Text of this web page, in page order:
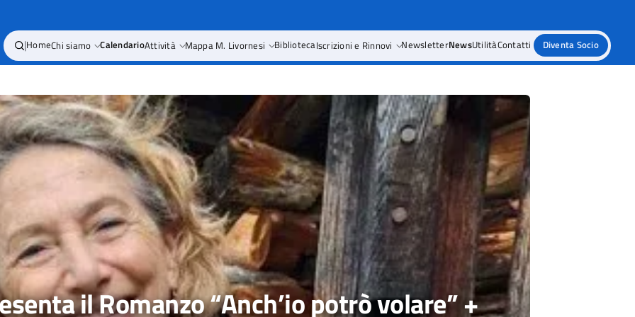
|HomeChi siamo CalendarioAttività Mappa M. Livornesi BibliotecaIscrizioni e Rinnovi NewsletterNewsUtilitàContatti Diventa Socio
il Romanzo “Anch’io potrò volare” +